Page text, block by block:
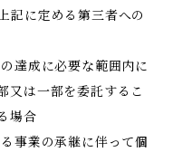
記に定める第三者への
達成に必要な範囲内に
又は一部を委託するこ
場合
事業の承継に伴って個